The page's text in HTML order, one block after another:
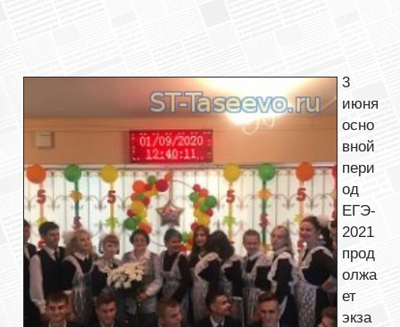
3
июня
осно
вной
пери
од
ЕГЭ-
2021
прод
олжа
ет
экза